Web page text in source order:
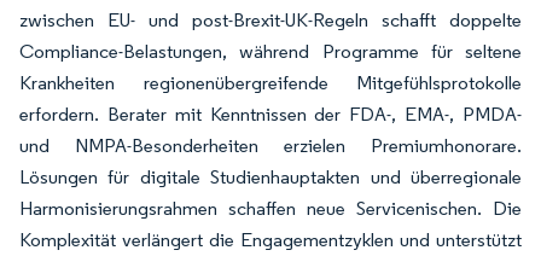
zwischen EU- und post-Brexit-UK-Regeln schafft doppelte
Compliance-Belastungen, während Programme für seltene
Krankheiten regionenübergreifende Mitgefühlsprotokolle
erfordern. Berater mit Kenntnissen der FDA-, EMA-, PMDA-
und NMPA-Besonderheiten erzielen Premiumhonorare.
Lösungen für digitale Studienhauptakten und überregionale
Harmonisierungsrahmen schaffen neue Servicenischen. Die
Komplexität verlängert die Engagementzyklen und unterstützt